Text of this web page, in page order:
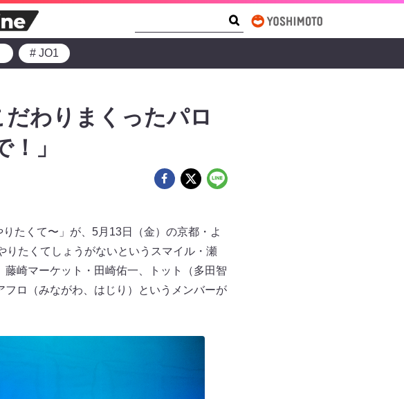
# JO1
わりまくったパロ
」
たくて〜」が、5月13日（金）の京都・よ
りたくてしょうがないというスマイル・瀬
崎マーケット・田崎佑一、トット（多田智
ロ（みながわ、はじり）というメンバーが